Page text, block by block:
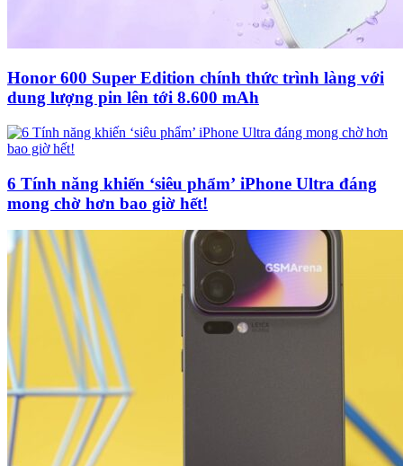
Honor 600 Super Edition chính thức trình làng với
dung lượng pin lên tới 8.600 mAh
6 Tính năng khiến ‘siêu phẩm’ iPhone Ultra đáng
mong chờ hơn bao giờ hết!